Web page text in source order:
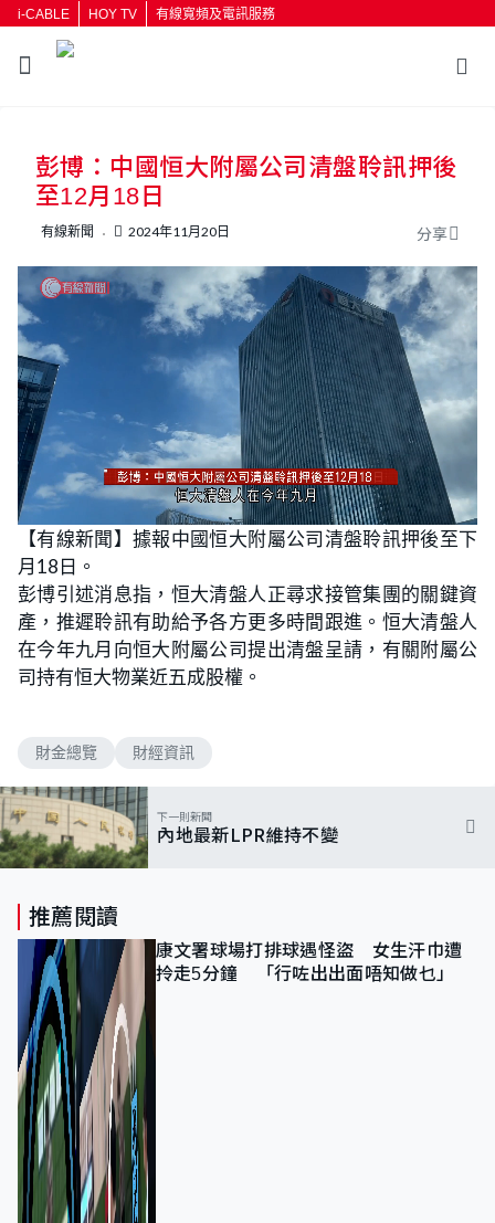
i-CABLE HOY TV 有線寬頻及電訊服務
按輸入鍵開始搜尋
彭博：中國恒大附屬公司清盤聆訊押後
至12月18日
有線新聞 2024年11月20日 分享
n
m
o
a
d
:
1
0
0
.
0
0
%
【有線新聞】據報中國恒大附屬公司清盤聆訊押後至下
月18日。
彭博引述消息指，恒大清盤人正尋求接管集團的關鍵資
產，推遲聆訊有助給予各方更多時間跟進。恒大清盤人
在今年九月向恒大附屬公司提出清盤呈請，有關附屬公
司持有恒大物業近五成股權。
財金總覽 財經資訊
下一則新聞
內地最新LPR維持不變
推薦閱讀
康文署球場打排球遇怪盜 女生汗巾遭
拎走5分鐘 「行咗出出面唔知做乜」